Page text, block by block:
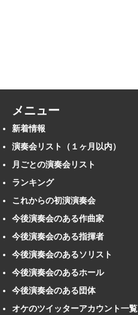
メニュー
新着情報
演奏会リスト（１ヶ月以内）
月ごとの演奏会リスト
ランキング
これからの初演演奏会
今後演奏会のある作曲家
今後演奏会のある指揮者
今後演奏会のあるソリスト
今後演奏会のあるホール
今後演奏会のある団体
オケのツイッターアカウント一覧